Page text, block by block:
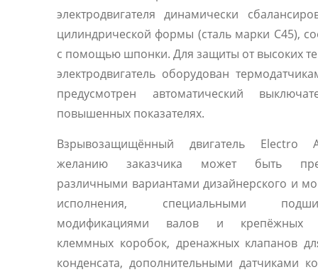
электродвигателя динамически
цилиндрической формы (сталь марки C45),
с помощью шпонки. Для защиты от высоких
электродвигатель оборудован
предусмотрен автоматический
повышенных показателях.
Взрывозащищённый двигатель Electro
желанию заказчика может быть
различными вариантами дизайнерского и
исполнения, специальными
модификациями валов и крепёжных
клеммных коробок, дренажных клапанов
конденсата, дополнительными датчиками